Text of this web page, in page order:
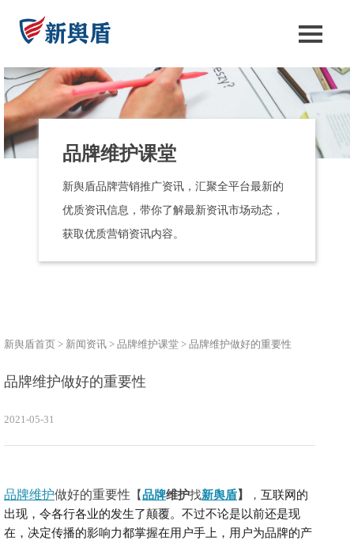
品牌维护课堂
新舆盾品牌营销推广资讯，汇聚全平台最新的
优质资讯信息，带你了解最新资讯市场动态，
获取优质营销资讯内容。
新舆盾首页 > 新闻资讯 > 品牌维护课堂 > 品牌维护做好的重要性
品牌维护做好的重要性
2021-05-31
品牌维护做好的重要性 【品牌维护找新舆盾】 ， 互联网的
出现，令各行各业的发生了颠覆。不过不论是以前还是现
在，决定传播的影响力都掌握在用户手上，用户为品牌的产